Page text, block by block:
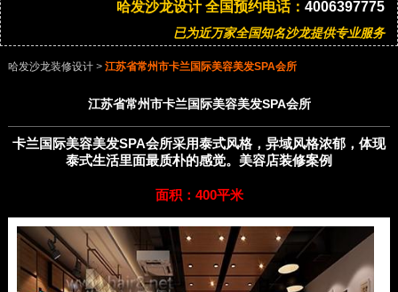
哈发沙龙设计 全国预约电话： 4006397775
已为近万家全国知名沙龙提供专业服务
哈发沙龙装修设计 > 江苏省常州市卡兰国际美容美发SPA会所
江苏省常州市卡兰国际美容美发SPA会所
卡兰国际美容美发SPA会所采用泰式风格，异域风格浓郁，体现
泰式生活里面最质朴的感觉。美容店装修案例
面积：400平米